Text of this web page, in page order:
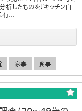
析したものを『キッチン白
有...
家事 食事